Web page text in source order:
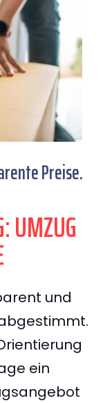
Preise.
UMZUG
und
ein